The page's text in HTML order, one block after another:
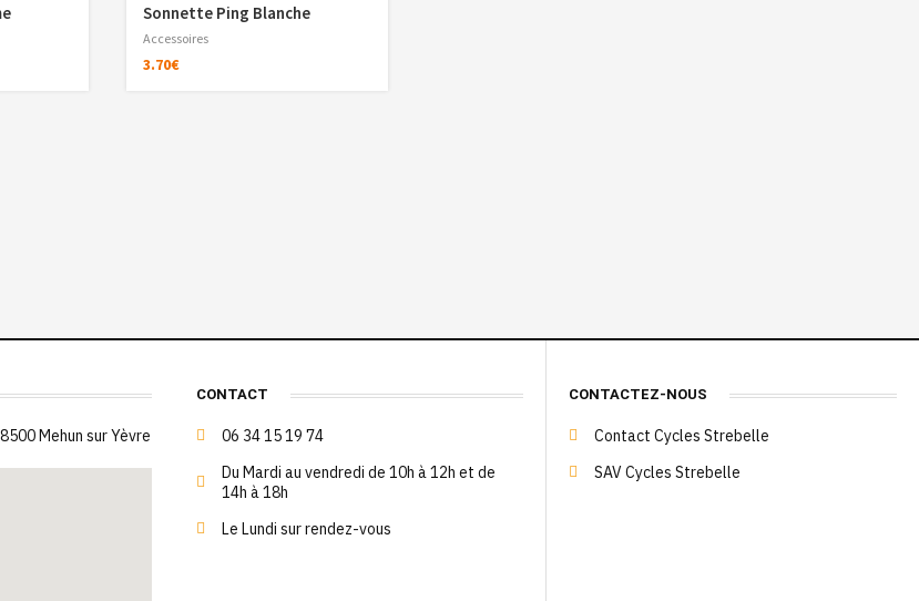
Sonnette Ping Blanche
Accessoires
3.70€
Mehun sur Yèvre
CONTACT
06 34 15 19 74
Du Mardi au vendredi de 10h à 12h et de
14h à 18h
Le Lundi sur rendez-vous
CONTACTEZ-NOUS
Contact Cycles Strebelle
SAV Cycles Strebelle